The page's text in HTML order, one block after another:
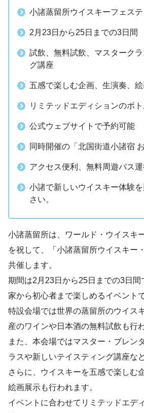
小諸蒸留所ウイスキーフェス
2月23日から25日までの3日間
試飲、無料試飲、マスターク
グ講座
五感で楽しむ企画、生演奏、
リミテッドエディションのボ
公式ウェブサイトで予約可能
同時開催の「北国街道小諸宿
アクセス便利、無料周遊バス
小諸で新しいウイスキー体験
さい。
小諸蒸留所は、ワールド・ウイスキ
を祝して、「小諸蒸留所ウイスキー
共催します。
期間は2月23日から25日までの3日間
家から初心者まで楽しめるイベントで
特設会場では世界の蒸留所のウイス
産のワインや日本酒の無料試飲も行
また、本会場ではマスター・ブレン
ラスや新しいテイスティング講座な
さらに、ウイスキーを五感で楽しむ
絵画展示も行われます。
イベントに合わせてリミテッドエデ